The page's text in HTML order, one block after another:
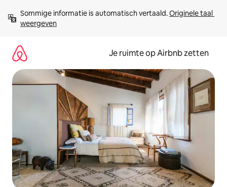
direct
naar
Sommige informatie is automatisch vertaald. Originele taal
weergeven
Je ruimte op Airbnb zetten